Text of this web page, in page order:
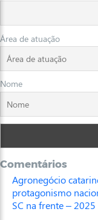
Área de atuação
Nome
Comentários
Agronegócio
protagonismo
SC na frente – 2025